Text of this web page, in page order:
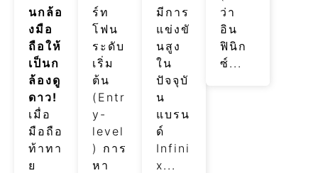
นกล้อ
งมือ
ถือให้
เป็นก
ล้องดู
ดาว!
เมื่อ
มือถือ
ท้าทา
ย
ร์ท
โฟน
ระดับ
เริ่ม
ต้น
(Entr
y-
level
) การ
หา
มีการ
แข่งขั
นสูง
ใน
ปัจจุบั
น
แบรน
ด์
Infini
x...
ว่า
อิน
ฟินิก
ซ์...